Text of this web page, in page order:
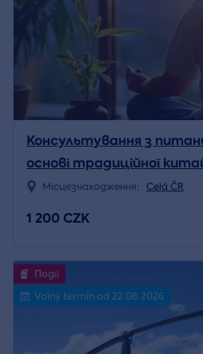
Консультування з
основі традиційної
Місцезнаходження: Celá ČR
1 200 CZK
Події
Volný termín od 22.08.2026